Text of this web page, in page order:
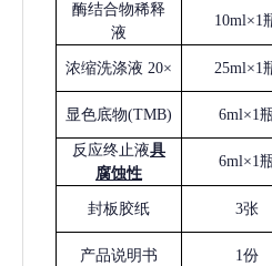
酶结合物稀释
液
10ml×1
浓缩洗涤液 20× 25ml×1
显色底物(TMB) 6ml×1
反应终止液具
腐蚀性
6ml×1
封板胶纸 3张
产品说明书 1份